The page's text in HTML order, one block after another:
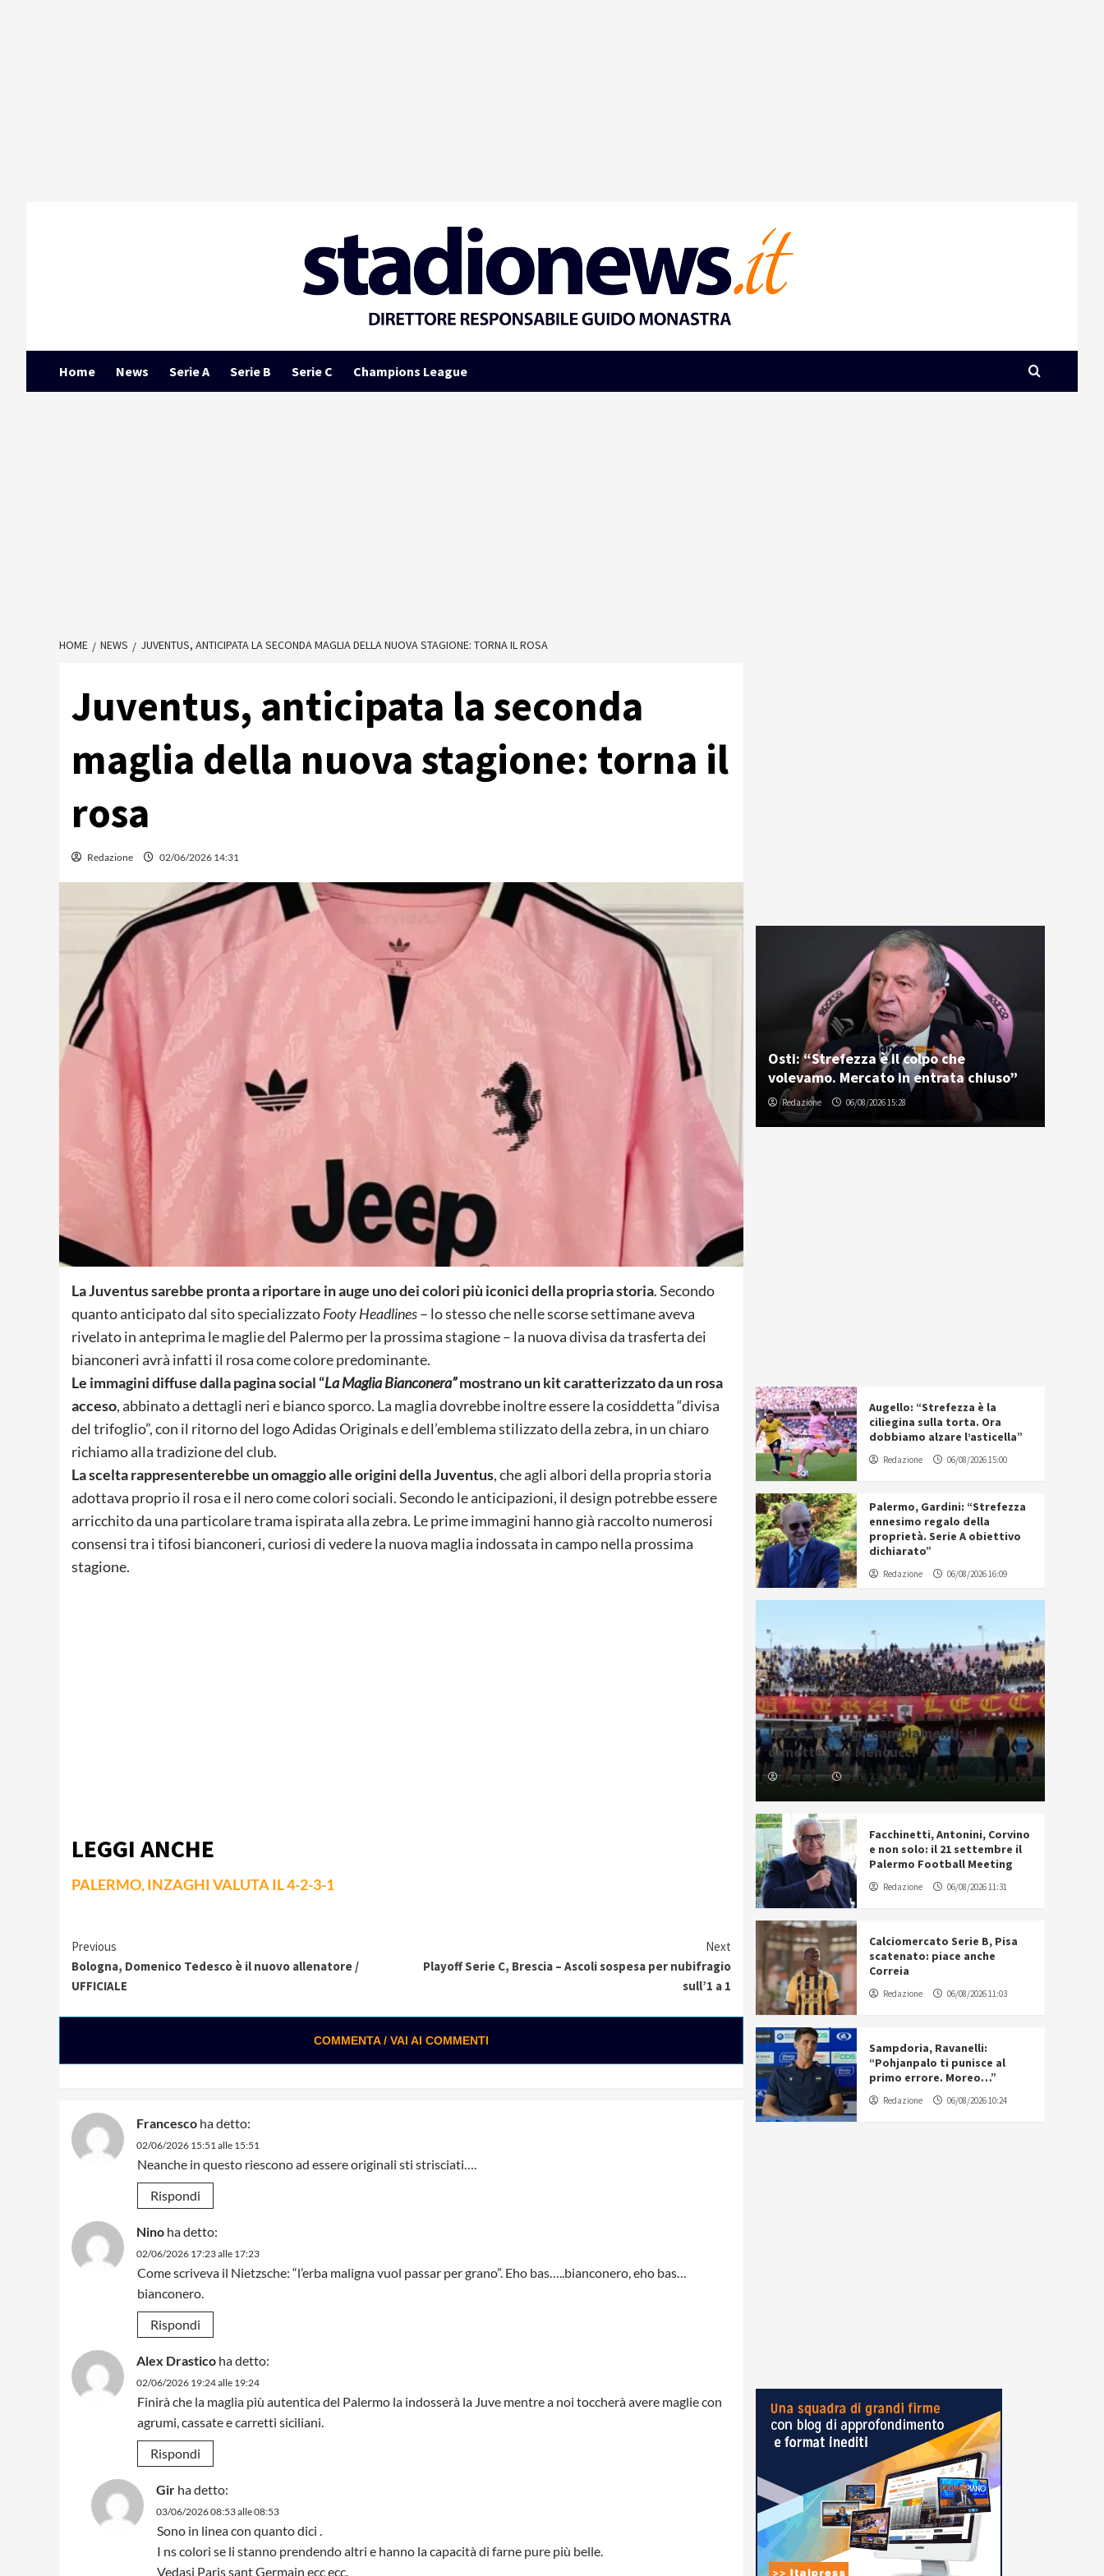
Home News Serie A Serie B Serie C Champions League
HOME NEWS JUVENTUS, ANTICIPATA LA SECONDA MAGLIA DELLA NUOVA STAGIONE: TORNA IL ROSA
Juventus, anticipata la seconda
maglia della nuova stagione: torna il
rosa
Redazione 02/06/2026 14:31
La Juventus sarebbe pronta a riportare in auge uno dei colori più iconici della propria storia. Secondo
quanto anticipato dal sito specializzatoFooty Headlines– lo stesso che nelle scorse settimane aveva
rivelato in anteprima le maglie del Palermo per la prossima stagione – la nuova divisa da trasferta dei
bianconeri avrà infatti il rosa come colore predominante.
Le immagini diffuse dalla pagina social “La Maglia Bianconera”mostrano un kit caratterizzato da un rosa
acceso, abbinato a dettagli neri e bianco sporco. La maglia dovrebbe inoltre essere la cosiddetta “divisa
del trifoglio”, con il ritorno del logo Adidas Originals e dell’emblema stilizzato della zebra, in un chiaro
richiamo alla tradizione del club.
La scelta rappresenterebbe un omaggio alle origini della Juventus, che agli albori della propria storia
adottava proprio il rosa e il nero come colori sociali. Secondo le anticipazioni, il design potrebbe essere
arricchito da una particolare trama ispirata alla zebra. Le prime immagini hanno già raccolto numerosi
consensi tra i tifosi bianconeri, curiosi di vedere la nuova maglia indossata in campo nella prossima
stagione.
LEGGI ANCHE
PALERMO, INZAGHI VALUTA IL 4-2-3-1
Continue
Reading
Previous
Bologna, Domenico Tedesco è il nuovo allenatore /
UFFICIALE
Next
Playoff Serie C, Brescia – Ascoli sospesa per nubifragio
sull’1 a 1
COMMENTA / VAI AI COMMENTI
0:01 / 0:28
Francesco ha detto:
02/06/2026 15:51 alle 15:51
Neanche in questo riescono ad essere originali sti strisciati….
Rispondi
Nino ha detto:
02/06/2026 17:23 alle 17:23
Come scriveva il Nietzsche: “l’erba maligna vuol passar per grano”. Eho bas…..bianconero, eho bas…
bianconero.
Rispondi
Alex Drastico ha detto:
02/06/2026 19:24 alle 19:24
Finirà che la maglia più autentica del Palermo la indosserà la Juve mentre a noi toccherà avere maglie con
agrumi, cassate e carretti siciliani.
Rispondi
Gir ha detto:
03/06/2026 08:53 alle 08:53
Sono in linea con quanto dici .
I ns colori se li stanno prendendo altri e hanno la capacità di farne pure più belle.
Vedasi Paris sant Germain ecc ecc.
Osti: “Strefezza è il colpo che
volevamo. Mercato in entrata chiuso”
Redazione 06/08/2026 15:28
Augello: “Strefezza è la
ciliegina sulla torta. Ora
dobbiamo alzare l’asticella”
Redazione 06/08/2026 15:00
Palermo, Gardini: “Strefezza
ennesimo regalo della
proprietà. Serie A obiettivo
dichiarato”
Redazione 06/08/2026 16:09
Lecce, ulteriori cambiamenti: si
dimette l’ad Mencucci
Redazione 06/08/2026 16:21
Facchinetti, Antonini, Corvino
e non solo: il 21 settembre il
Palermo Football Meeting
Redazione 06/08/2026 11:31
Calciomercato Serie B, Pisa
scatenato: piace anche
Correia
Redazione 06/08/2026 11:03
Sampdoria, Ravanelli:
“Pohjanpalo ti punisce al
primo errore. Moreo…”
Redazione 06/08/2026 10:24